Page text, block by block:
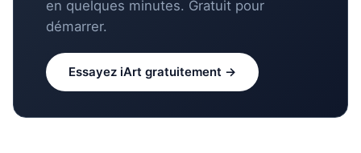
en quelques minutes. Gratuit pour
démarrer.
Essayez iArt gratuitement →